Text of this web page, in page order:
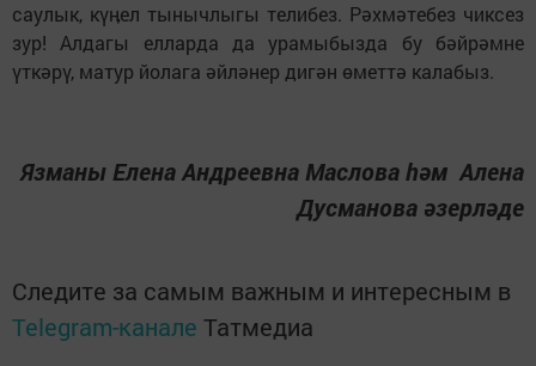
саулык, күӊел тынычлыгы телибез. Рәхмәтебез чиксез
зур! Алдагы елларда да урамыбызда бу бәйрәмне
үткәрү, матур йолага әйләнер дигән өметтә калабыз.
Язманы Елена Андреевна Маслова һәм Алена
Дусманова әзерләде
Следите за самым важным и интересным в
Telegram-канале Татмедиа